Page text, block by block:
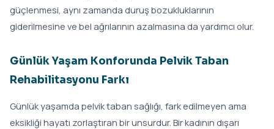
güçlenmesi, aynı zamanda duruş bozukluklarının
giderilmesine ve bel ağrılarının azalmasına da yardımcı olur.
Günlük Yaşam Konforunda Pelvik Taban
Rehabilitasyonu Farkı
Günlük yaşamda pelvik taban sağlığı, fark edilmeyen ama
eksikliği hayatı zorlaştıran bir unsurdur. Bir kadının dışarı